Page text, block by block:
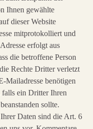
Ihnen gewählte
dieser Website
mitprotokolliert und
erfolgt aus
die betroffene Person
Rechte Dritter verletzt
Mailadresse benötigen
ein Dritter Ihren
sollte.
Daten sind die Art. 6